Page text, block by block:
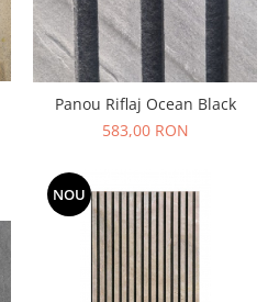
Panou Riflaj Ocean Black
583,00 RON
NOU